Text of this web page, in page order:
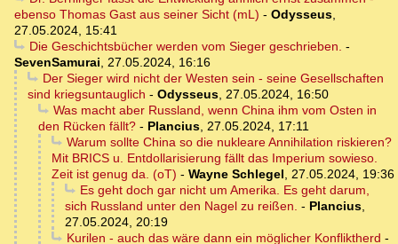
ebenso Thomas Gast aus seiner Sicht (mL) - Odysseus,
27.05.2024, 15:41
Die Geschichtsbücher werden vom Sieger geschrieben. -
SevenSamurai, 27.05.2024, 16:16
Der Sieger wird nicht der Westen sein - seine Gesellschaften
sind kriegsuntauglich - Odysseus, 27.05.2024, 16:50
Was macht aber Russland, wenn China ihm vom Osten in
den Rücken fällt? - Plancius, 27.05.2024, 17:11
Warum sollte China so die nukleare Annihilation riskieren?
Mit BRICS u. Entdollarisierung fällt das Imperium sowieso.
Zeit ist genug da. (oT) - Wayne Schlegel, 27.05.2024, 19:36
Es geht doch gar nicht um Amerika. Es geht darum,
sich Russland unter den Nagel zu reißen. - Plancius,
27.05.2024, 20:19
Kurilen - auch das wäre dann ein möglicher Konfliktherd -